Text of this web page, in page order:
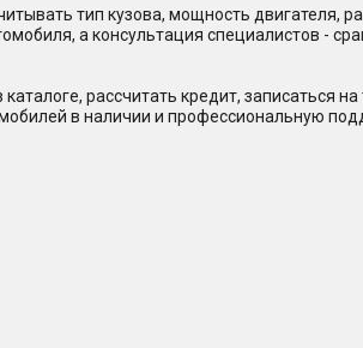
тип кузова, мощность двигателя,
а консультация специалистов -
рассчитать кредит, записаться на
в наличии и профессиональную